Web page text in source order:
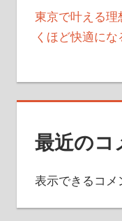
東京で叶える
くほど快適にな
最近のコ
表示できるコメ